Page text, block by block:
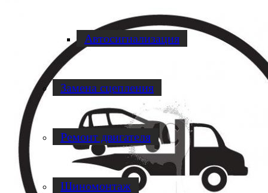
Автосигнализация
Замена сцепления
Ремонт двигателя
Шиномонтаж